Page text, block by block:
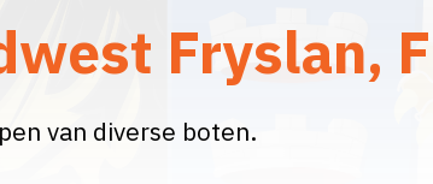
Fryslan,
van diverse boten.